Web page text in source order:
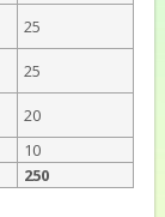
25
25
20
10
250